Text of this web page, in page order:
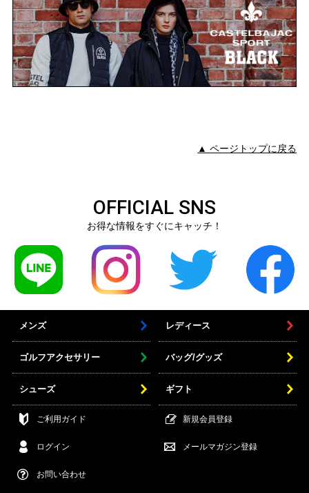
▲ ページトップに戻る
OFFICIAL SNS
お得な情報をすぐにキャッチ！
メンズ レディース
ゴルフアクセサリー バッグ/グッズ
シューズ ギフト
ご利用ガイド 新規会員登録
ログイン メールマガジン登録
お問い合わせ